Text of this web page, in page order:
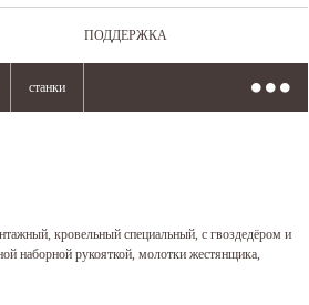
ПОДДЕРЖКА
станки
кровельный специальный, с гвоздедёром и
наборной рукояткой, молотки жестянщика,